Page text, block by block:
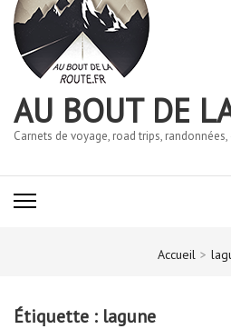
AU BOUT DE
Carnets de voyage, road trips,
Accueil >
Étiquette : lagune